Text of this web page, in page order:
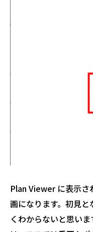
Plan Viewer に表示さ
画になります。初見
くわからないと思い